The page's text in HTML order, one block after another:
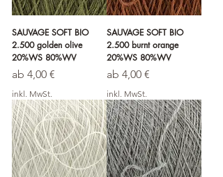
SAUVAGE SOFT BIO
2.500 golden olive
20%WS 80%WV
ab 4,00 €
Sale-Preis
inkl. MwSt.
SAUVAGE SOFT BIO
2.500 burnt orange
20%WS 80%WV
ab 4,00 €
Sale-Preis
inkl. MwSt.